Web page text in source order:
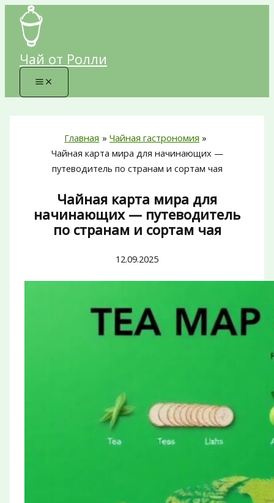
Перейти
содержимому
Чай от Ролли
Главная
Чайная гастрономия
Чайная карта мира для начинающих —
путеводитель по странам и сортам чая
Чайная карта мира для
начинающих — путеводитель
по странам и сортам чая
12.09.2025